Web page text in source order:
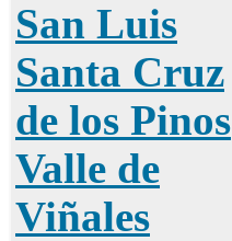
San Luis
Santa Cruz
de los Pinos
Valle de
Viñales